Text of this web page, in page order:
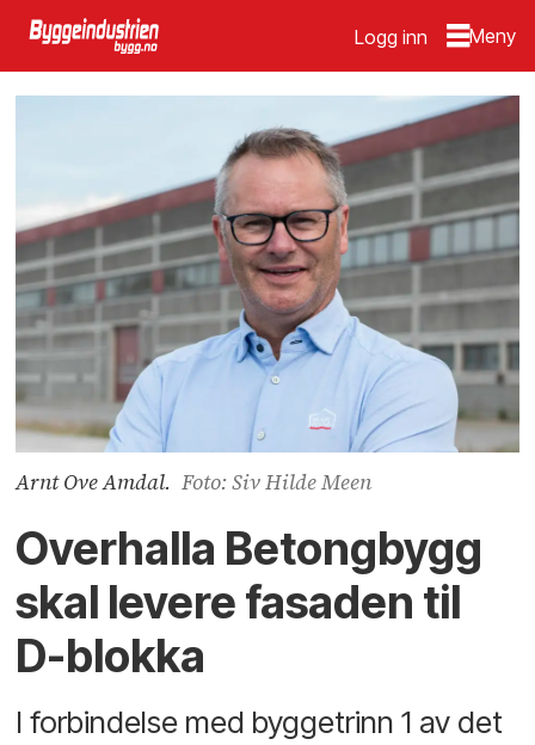
Logg inn
Arnt Ove Amdal. Foto: Siv Hilde Meen
Overhalla Betongbygg
skal levere fasaden til
D-blokka
I forbindelse med byggetrinn 1 av det